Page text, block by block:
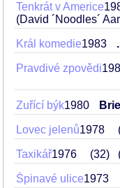
Tenkrát v Americe
(David ´Noodles´
Král komedie1983 .
Pravdivé zpovědi
Zuřící býk1980
Lovec jelenů1978
Taxikář1976 32
Špinavé ulice1973